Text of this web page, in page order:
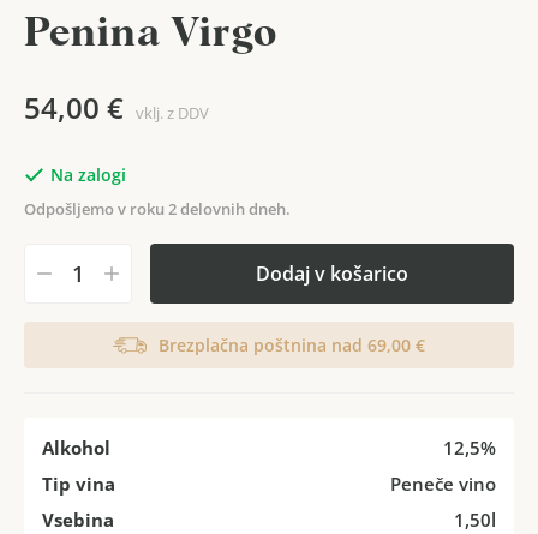
Penina Virgo
54,00 € vklj. z DDV
Na zalogi
Odpošljemo v roku 2 delovnih dneh.
Dodaj v košarico
Brezplačna poštnina nad 69,00 €
Alkohol
12,5%
Tip vina
Peneče vino
Vsebina
1,50l